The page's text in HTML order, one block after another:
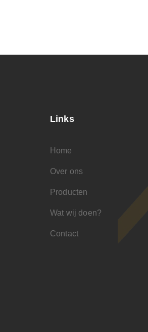
Links
Home
Over ons
Producten
Wat wij doen?
Contact